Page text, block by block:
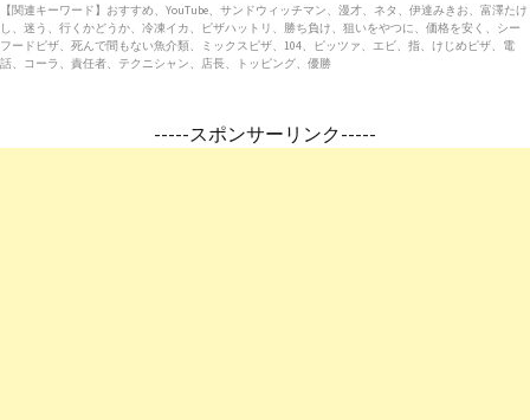
【関連キーワード】おすすめ、YouTube、サンドウィッチマン、漫才、ネタ、伊達みきお、富澤たけ
し、迷う、行くかどうか、冷凍イカ、ピザハットリ、勝ち負け、狙いをやつに、価格を安く、シー
フードピザ、死んで間もない魚介類、ミックスピザ、104、ピッツァ、エビ、指、けじめピザ、電
話、コーラ、責任者、テクニシャン、店長、トッピング、優勝
-----スポンサーリンク-----